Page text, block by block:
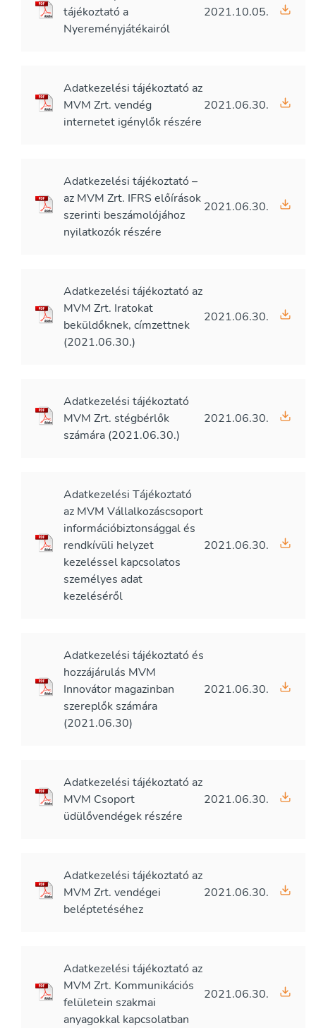
tájékoztató a
Nyereményjátékairól
2021.10.05.
Adatkezelési tájékoztató az
MVM Zrt. vendég
internetet igénylők részére
2021.06.30.
Adatkezelési tájékoztató –
az MVM Zrt. IFRS előírások
szerinti beszámolójához
nyilatkozók részére
2021.06.30.
Adatkezelési tájékoztató az
MVM Zrt. Iratokat
beküldőknek, címzettnek
(2021.06.30.)
2021.06.30.
Adatkezelési tájékoztató
MVM Zrt. stégbérlők
számára (2021.06.30.)
2021.06.30.
Adatkezelési Tájékoztató
az MVM Vállalkozáscsoport
információbiztonsággal és
rendkívüli helyzet
kezeléssel kapcsolatos
személyes adat
kezeléséről
2021.06.30.
Adatkezelési tájékoztató és
hozzájárulás MVM
Innovátor magazinban
szereplők számára
(2021.06.30)
2021.06.30.
Adatkezelési tájékoztató az
MVM Csoport
üdülővendégek részére
2021.06.30.
Adatkezelési tájékoztató az
MVM Zrt. vendégei
beléptetéséhez
2021.06.30.
Adatkezelési tájékoztató az
MVM Zrt. Kommunikációs
felületein szakmai
anyagokkal kapcsolatban
2021.06.30.